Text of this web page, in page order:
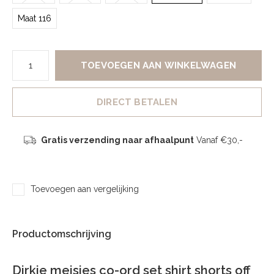
Maat 116
TOEVOEGEN AAN WINKELWAGEN
DIRECT BETALEN
Gratis verzending naar afhaalpuntVanaf €30,-
Toevoegen aan vergelijking
Productomschrijving
Dirkje meisjes co-ord set shirt shorts off